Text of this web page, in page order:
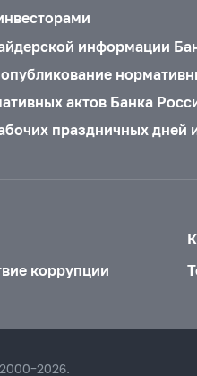
информации
актов Банка
праздничных дней
коррупции